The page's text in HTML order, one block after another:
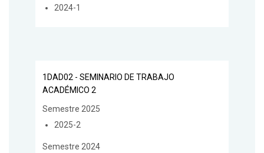
2024-1
1DAD02 - SEMINARIO DE TRABAJO
ACADÉMICO 2
Semestre 2025
2025-2
Semestre 2024